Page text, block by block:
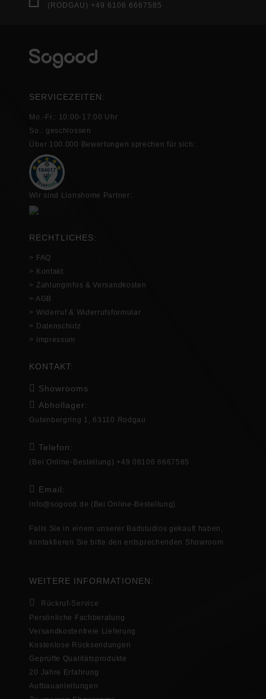
(RODGAU) +49 6106 6667585
SERVICEZEITEN:
Mo.-Fr.: 10:00-17:00 Uhr
So.: geschlossen
Über 100.000 Bewertungen sprechen für sich:
Wir sind Lionshome Partner:
RECHTLICHES:
> FAQ
> Kontakt
> Zahlunginfos & Versandkosten
> AGB
> Widerruf & Widerrufsformular
> Datenschutz
> Impressum
KONTAKT:
Showrooms
Abhollager:
Gutenbergring 1, 63110 Rodgau
Telefon:
(Bei Online-Bestellung) +49 06106 6667585
Email:
info@sogood.de (Bei Online-Bestellung)
Falls Sie in einem unserer Badstudios gekauft haben,
kontaktieren Sie bitte den entsprechenden Showroom.
WEITERE INFORMATIONEN:
Rückruf-Service
Persönliche Fachberatung
Versandkostenfreie Lieferung
Kostenlose Rücksendungen
Geprüfte Qualitätsprodukte
20 Jahre Erfahrung
Aufbauanleitungen